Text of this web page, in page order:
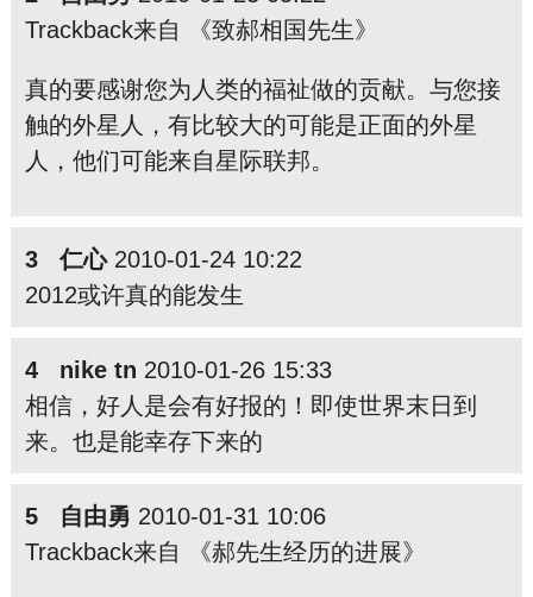
Trackback来自 《致郝相国先生》
真的要感谢您为人类的福祉做的贡献。与您接
触的外星人，有比较大的可能是正面的外星
人，他们可能来自星际联邦。
3 仁心2010-01-24 10:22
2012或许真的能发生
4 nike tn 2010-01-26 15:33
相信，好人是会有好报的！即使世界末 日到
来。也是能幸存下来的
5 自由勇 2010-01-31 10:06
Trackback来自 《郝先生经历的进展》